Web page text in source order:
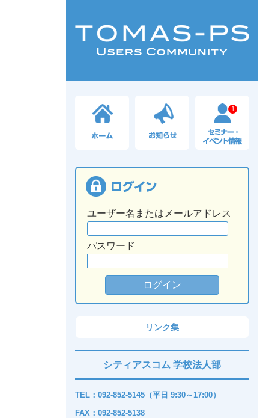
1
ユーザー名またはメールアドレス
パスワード
リンク集
シティアスコム 学校法人部
TEL：092-852-5145（平日 9:30～17:00）
FAX：092-852-5138